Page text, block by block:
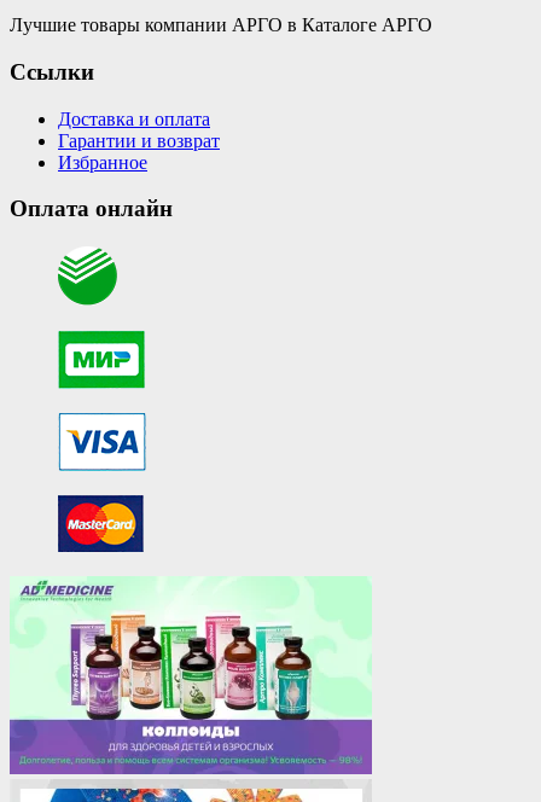
Лучшие товары компании АРГО в Каталоге АРГО
Ссылки
Доставка и оплата
Гарантии и возврат
Избранное
Оплата онлайн